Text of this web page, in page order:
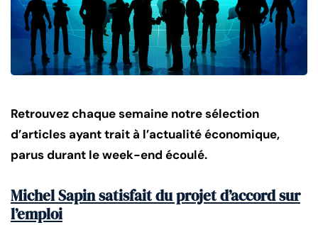
Retrouvez chaque semaine notre sélection
d’articles ayant trait à l’actualité économique,
parus durant le week-end écoulé.
Michel Sapin satisfait du projet d’accord sur
l’emploi